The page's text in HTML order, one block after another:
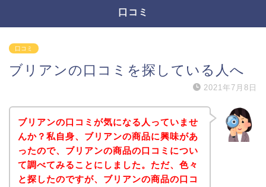
口コミ
口コミ
ブリアンの口コミを探している人へ
2021年7月8日
ブリアンの口コミが気になる人っていませ
んか？私自身、ブリアンの商品に興味があ
ったので、ブリアンの商品の口コミについ
て調べてみることにしました。ただ、色々
と探したのですが、ブリアンの商品の口コ